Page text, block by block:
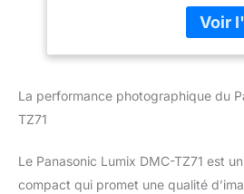
NFC -
colis:
La performance photographique du
TZ71
Le Panasonic Lumix DMC-TZ71 est
compact qui promet une qualité